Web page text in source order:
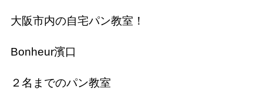
大阪市内の自宅パン教室！
Bonheur濱口
２名までのパン教室